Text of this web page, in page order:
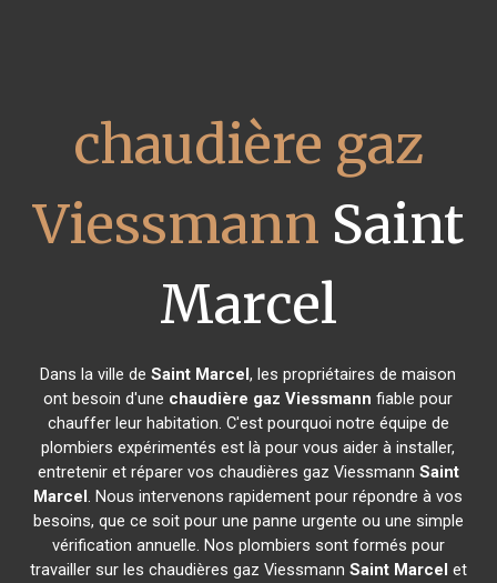
chaudière gaz
Viessmann Saint
Marcel
Dans la ville deSaint Marcel, les propriétaires de maison
ont besoin d'une chaudière gaz Viessmann fiable pour
chauffer leur habitation. C'est pourquoi notre équipe de
plombiers expérimentés est là pour vous aider à installer,
entretenir et réparer vos chaudières gaz Viessmann Saint
Marcel. Nous intervenons rapidement pour répondre à vos
besoins, que ce soit pour une panne urgente ou une simple
vérification annuelle. Nos plombiers sont formés pour
travailler sur les chaudières gaz Viessmann Saint Marcel et